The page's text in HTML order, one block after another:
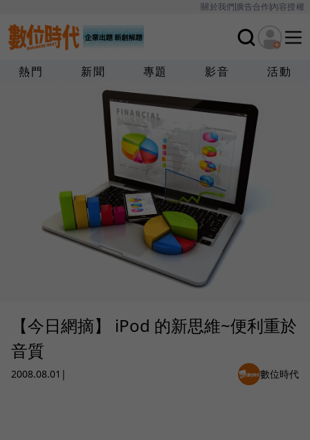
關於我們廣告合作內容授權
熱門 新聞 專題 影音 活動
【今日網摘】 iPod 的新思維~便利重於
音質
2008.08.01 | 數位時代